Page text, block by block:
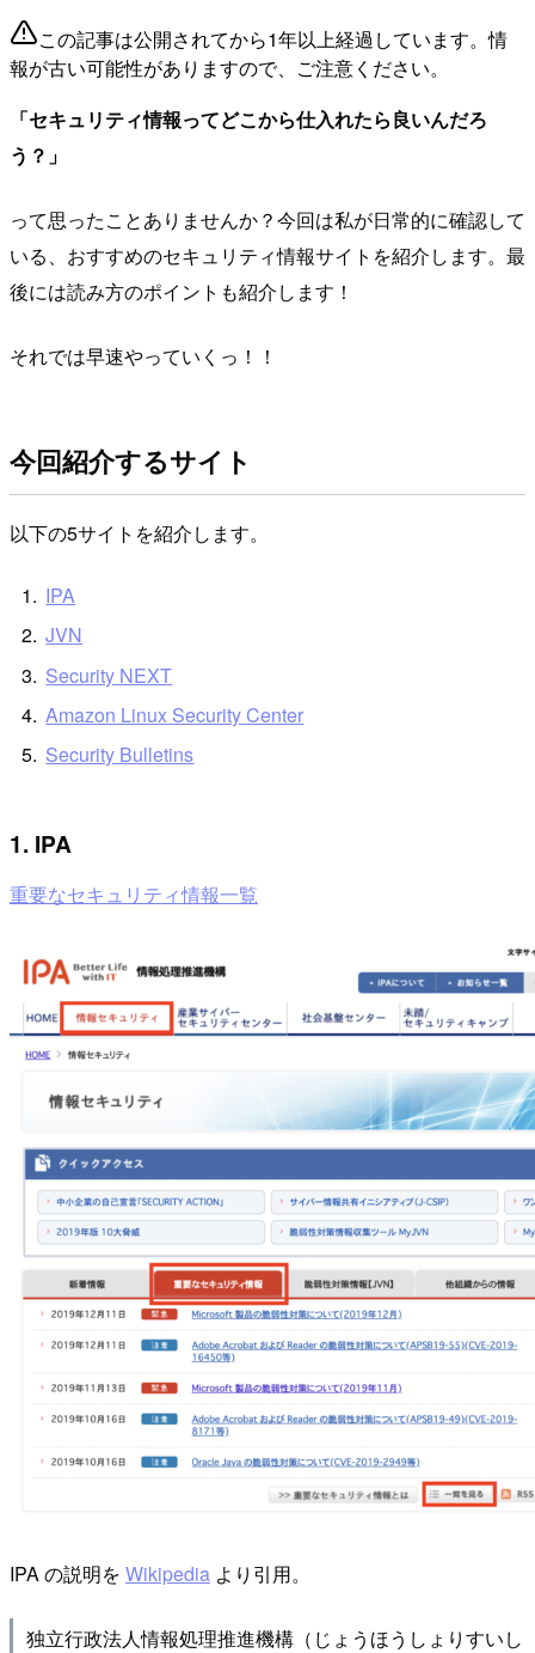
この記事は公開されてから1年以上経過しています。情
報が古い可能性がありますので、ご注意ください。
「セキュリティ情報ってどこから仕入れたら良いんだろ
う？」
って思ったことありませんか？今回は私が日常的に確認して
いる、おすすめのセキュリティ情報サイトを紹介します。最
後には読み方のポイントも紹介します！
それでは早速やっていくっ！！
今回紹介するサイト
以下の5サイトを紹介します。
IPA
JVN
Security NEXT
Amazon Linux Security Center
Security Bulletins
1. IPA
重要なセキュリティ情報一覧
IPA の説明を Wikipedia より引用。
独立行政法人情報処理推進機構（じょうほうしょりすいし